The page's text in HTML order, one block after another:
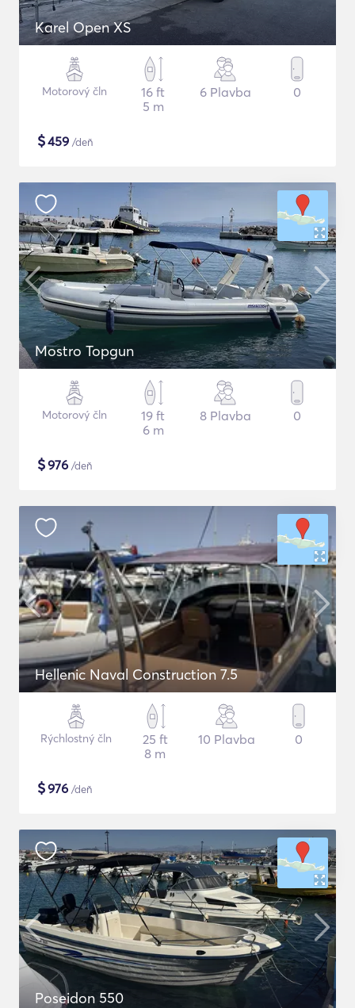
Karel Open XS
Motorový čln
16 ft
5 m
6 Plavba 0
$459 /deň
Mostro Topgun
Motorový čln
19 ft
6 m
8 Plavba 0
$976 /deň
Hellenic Naval Construction 7.5
Rýchlostný čln
25 ft
8 m
10 Plavba 0
$976 /deň
Poseidon 550